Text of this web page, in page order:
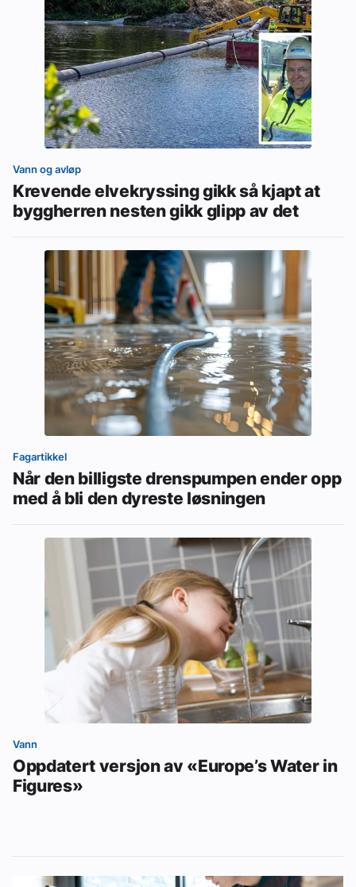
Vann og avløp
Krevende elvekryssing gikk så kjapt at
byggherren nesten gikk glipp av det
Fagartikkel
Når den billigste drenspumpen ender opp
med å bli den dyreste løsningen
Vann
Oppdatert versjon av «Europe’s Water in
Figures»